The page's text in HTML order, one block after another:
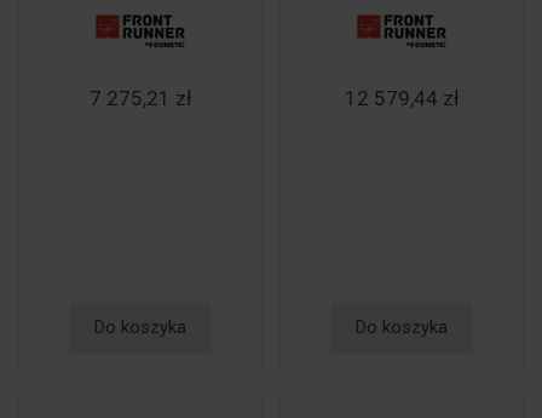
7 275,21 zł
Do koszyka
12 579,44 zł
Do koszyka